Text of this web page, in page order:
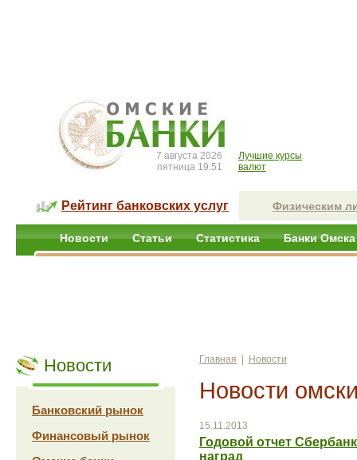
7 августа 2026
пятница 19:51
Лучшие курсы
валют
Рейтинг банковских услуг Физическим
Новости Статьи Статистика Банки Омска
Новости
Банковский рынок
Финансовый рынок
Главная Новости
Новости
15.11.2013
Годовой отчет
наград